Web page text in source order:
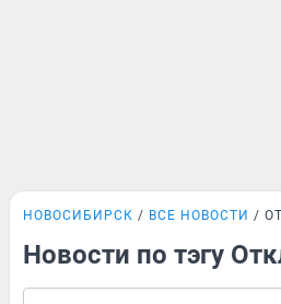
НОВОСИБИРСК ВСЕ НОВОСТИ
Новости по тэгу